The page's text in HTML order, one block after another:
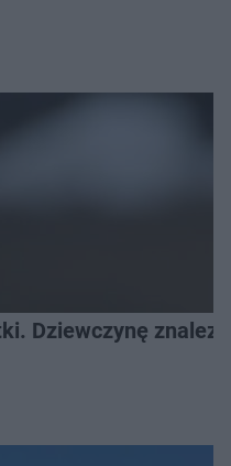
Dziewczynę